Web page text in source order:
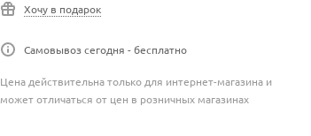
Хочу в подарок
Самовывоз сегодня - бесплатно
Цена действительна только для интернет-магазина и
может отличаться от цен в розничных магазинах